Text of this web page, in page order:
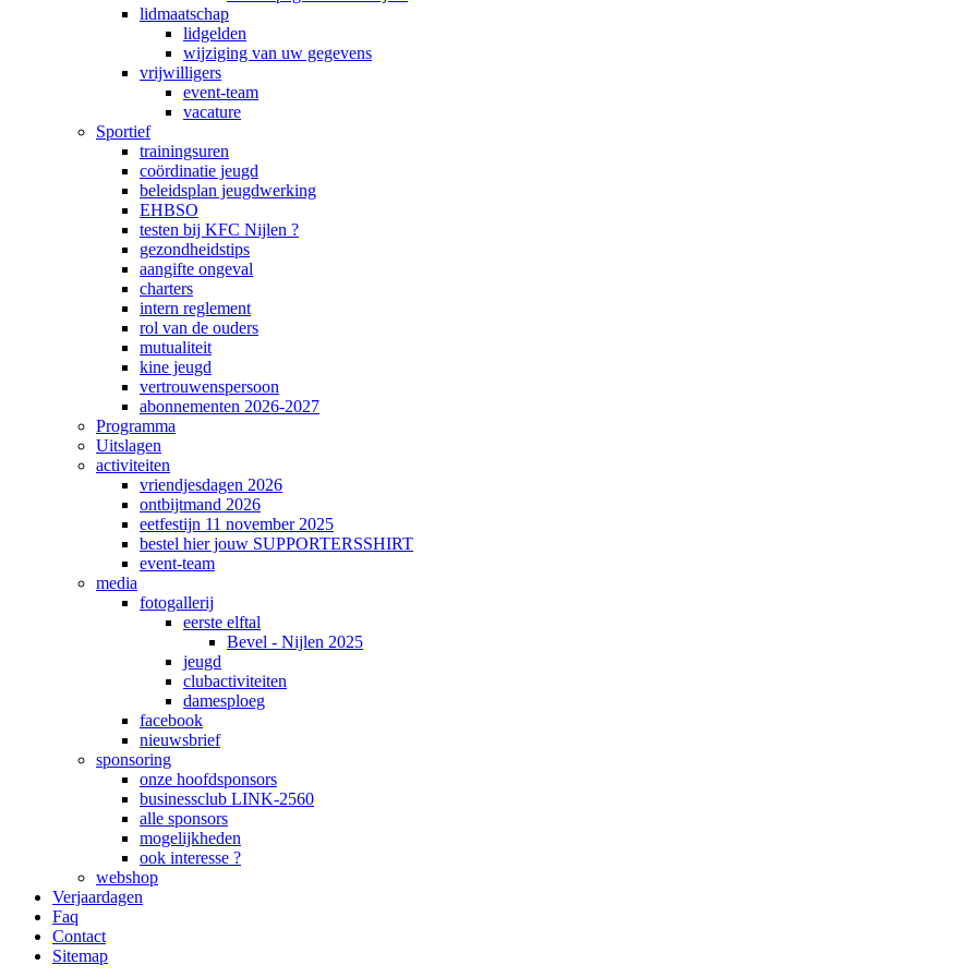
lidmaatschap
lidgelden
wijziging van uw gegevens
vrijwilligers
event-team
vacature
Sportief
trainingsuren
coördinatie jeugd
beleidsplan jeugdwerking
EHBSO
testen bij KFC Nijlen ?
gezondheidstips
aangifte ongeval
charters
intern reglement
rol van de ouders
mutualiteit
kine jeugd
vertrouwenspersoon
abonnementen 2026-2027
Programma
Uitslagen
activiteiten
vriendjesdagen 2026
ontbijtmand 2026
eetfestijn 11 november 2025
bestel hier jouw SUPPORTERSSHIRT
event-team
media
fotogallerij
eerste elftal
Bevel - Nijlen 2025
jeugd
clubactiviteiten
damesploeg
facebook
nieuwsbrief
sponsoring
onze hoofdsponsors
businessclub LINK-2560
alle sponsors
mogelijkheden
ook interesse ?
webshop
Verjaardagen
Faq
Contact
Sitemap